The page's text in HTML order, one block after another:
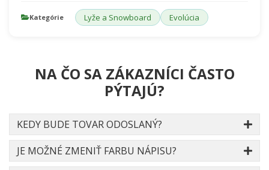
Kategórie Lyže a Snowboard Evolúcia
NA ČO SA ZÁKAZNÍCI ČASTO
PÝTAJÚ?
KEDY BUDE TOVAR ODOSLANÝ?
JE MOŽNÉ ZMENIŤ FARBU NÁPISU?